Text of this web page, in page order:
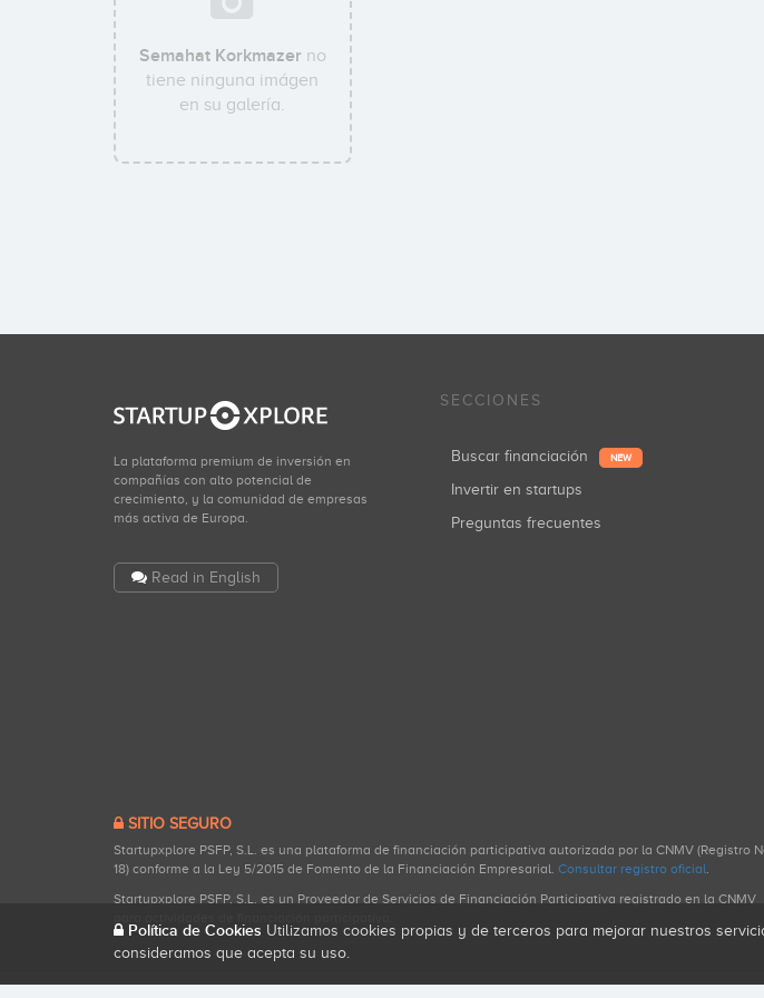
Semahat Korkmazer no
tiene ninguna imágen
en su galería.
La plataforma premium de inversión en
compañías con alto potencial de
crecimiento, y la comunidad de empresas
más activa de Europa.
Read in English
SECCIONES
Buscar financiación NEW
Invertir en startups
Preguntas frecuentes
SITIO SEGURO
Startupxplore PSFP, S.L. es una plataforma de financiación participativa autorizada por la CNMV (Registro
18) conforme a la Ley 5/2015 de Fomento de la Financiación Empresarial. Consultar registro oficial.
Startupxplore PSFP, S.L. es un Proveedor de Servicios de Financiación Participativa registrado en la CNMV
Política de Cookies Utilizamos cookies propias y de terceros para mejorar nuestros
consideramos que acepta su uso.